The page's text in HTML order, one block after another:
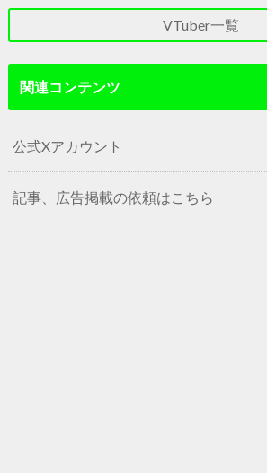
VTuber一覧
関連コンテンツ
公式Xアカウント
記事、広告掲載の依頼はこちら